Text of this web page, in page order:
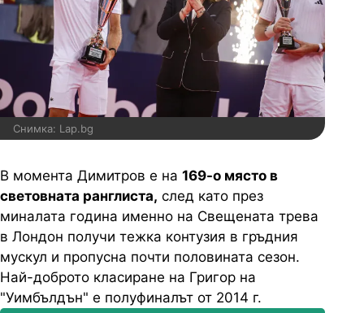
Снимка: Lap.bg
В момента Димитров е на 169-о място в
световната ранглиста, след като през
миналата година именно на Свещената трева
в Лондон получи тежка контузия в гръдния
мускул и пропусна почти половината сезон.
Най-доброто класиране на Григор на
"Уимбълдън" е полуфиналът от 2014 г.